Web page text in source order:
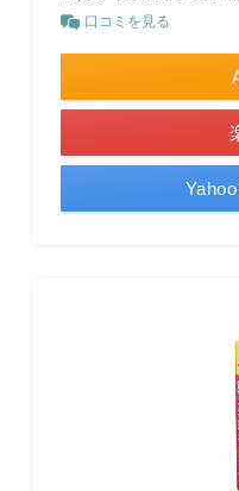
口コミを見る